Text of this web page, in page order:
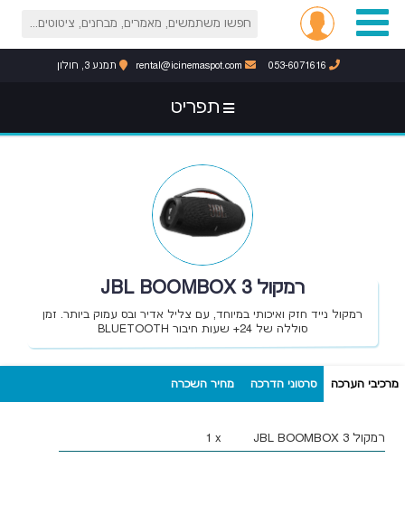
תמנע 3, חולון
תפריט
רמקול JBL BOOMBOX 3
רמקול נייד חזק ואיכותי במיוחד, עם צליל אדיר ובס עמוק ביותר. זמן
סוללה של 24+ שעות חיבור BLUETOOTH
מרכיבי הערכה סרטוני הדרכה
מחיר השכרה
רמקול JBL BOOMBOX 3 x
1